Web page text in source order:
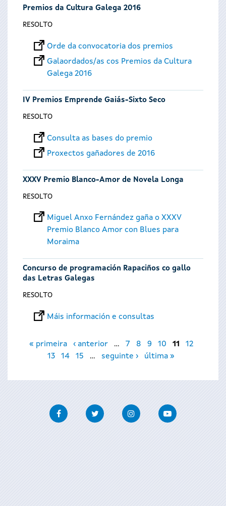
Premios da Cultura Galega 2016
RESOLTO
Orde da convocatoria dos premios
Galaordados/as cos Premios da Cultura
Galega 2016
IV Premios Emprende Gaiás-Sixto Seco
RESOLTO
Consulta as bases do premio
Proxectos gañadores de 2016
XXXV Premio Blanco-Amor de Novela Longa
RESOLTO
Miguel Anxo Fernández gaña o XXXV
Premio Blanco Amor con Blues para
Moraima
Concurso de programación Rapaciños co gallo
das Letras Galegas
RESOLTO
Máis información e consultas
Páxinas
« primeira ‹ anterior … 7 8 9 10 11
12
13
14 15 … seguinte › última »
FacebookTwitter InstagramYoutube